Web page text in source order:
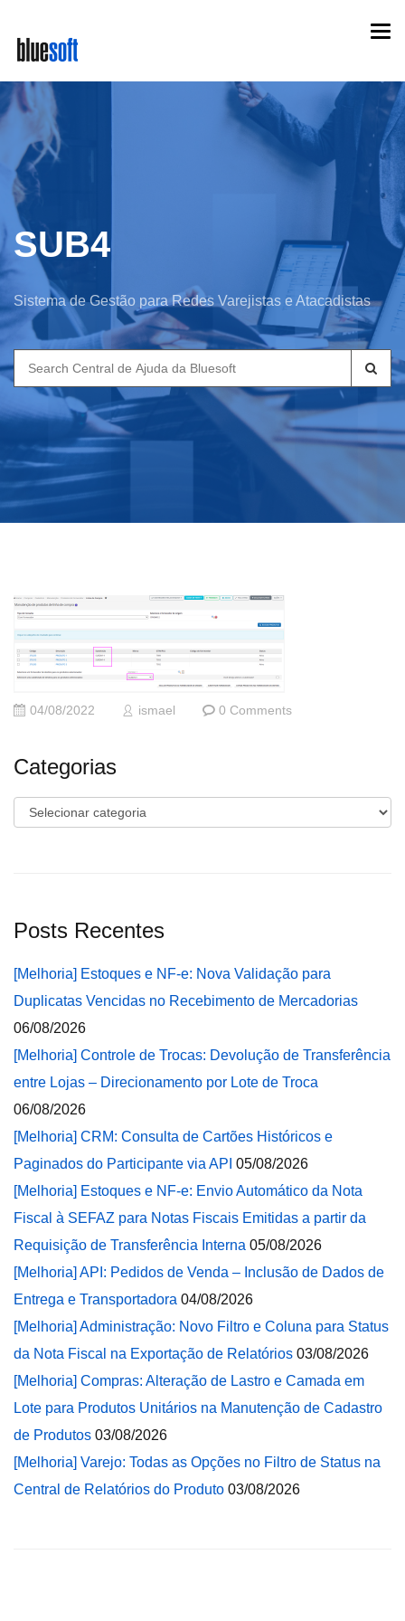
main
content
SUB4
Sistema de Gestão para Redes Varejistas e Atacadistas
Search
for:
04/08/2022 ismael 0 Comments
Categorias
Categorias
Posts Recentes
[Melhoria] Estoques e NF-e: Nova Validação para
Duplicatas Vencidas no Recebimento de Mercadorias
06/08/2026
[Melhoria] Controle de Trocas: Devolução de Transferência
entre Lojas – Direcionamento por Lote de Troca
06/08/2026
[Melhoria] CRM: Consulta de Cartões Históricos e
Paginados do Participante via API 05/08/2026
[Melhoria] Estoques e NF-e: Envio Automático da Nota
Fiscal à SEFAZ para Notas Fiscais Emitidas a partir da
Requisição de Transferência Interna 05/08/2026
[Melhoria] API: Pedidos de Venda – Inclusão de Dados de
Entrega e Transportadora 04/08/2026
[Melhoria] Administração: Novo Filtro e Coluna para Status
da Nota Fiscal na Exportação de Relatórios 03/08/2026
[Melhoria] Compras: Alteração de Lastro e Camada em
Lote para Produtos Unitários na Manutenção de Cadastro
de Produtos 03/08/2026
[Melhoria] Varejo: Todas as Opções no Filtro de Status na
Central de Relatórios do Produto 03/08/2026